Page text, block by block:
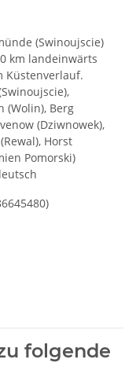
(Swinoujscie)
km landeinwärts
Küstenverlauf.
(Wolin), Berg
(Dziwnowek),
Horst
Pomorski)
folgende